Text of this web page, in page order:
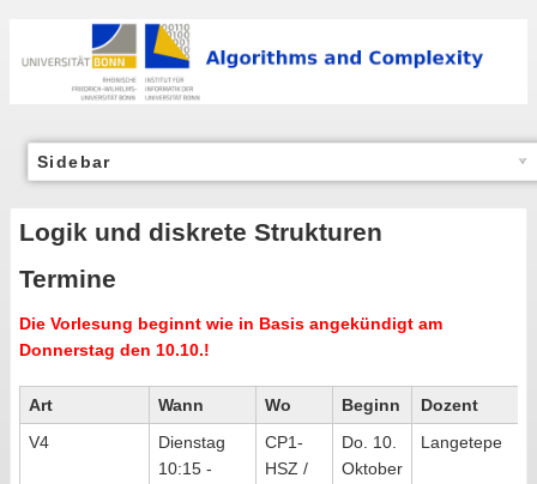
Sidebar
Logik und diskrete Strukturen
Termine
Die Vorlesung beginnt wie in Basis angekündigt am
Donnerstag den 10.10.!
Art Wann Wo Beginn
Dozent
V4
Dienstag
10:15 -
CP1-
HSZ /
Do. 10.
Oktober
Langetepe